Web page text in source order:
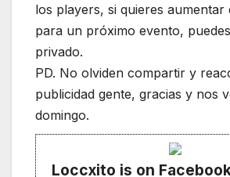
los players, si quieres aumentar
para un próximo evento,
privado.
PD. No olviden compartir y
publicidad gente, gracias y nos
domingo.
Loccxito is on